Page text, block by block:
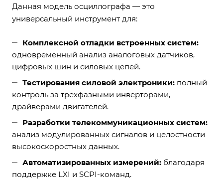
Данная модель осциллографа — это
универсальный инструмент для:
Комплексной отладки встроенных систем:
одновременный анализ аналоговых датчиков,
цифровых шин и силовых цепей.
Тестирования силовой электроники: полный
контроль за трехфазными инверторами,
драйверами двигателей.
Разработки телекоммуникационных систем:
анализ модулированных сигналов и целостности
высокоскоростных данных.
Автоматизированных измерений: благодаря
поддержке LXI и SCPI-команд.